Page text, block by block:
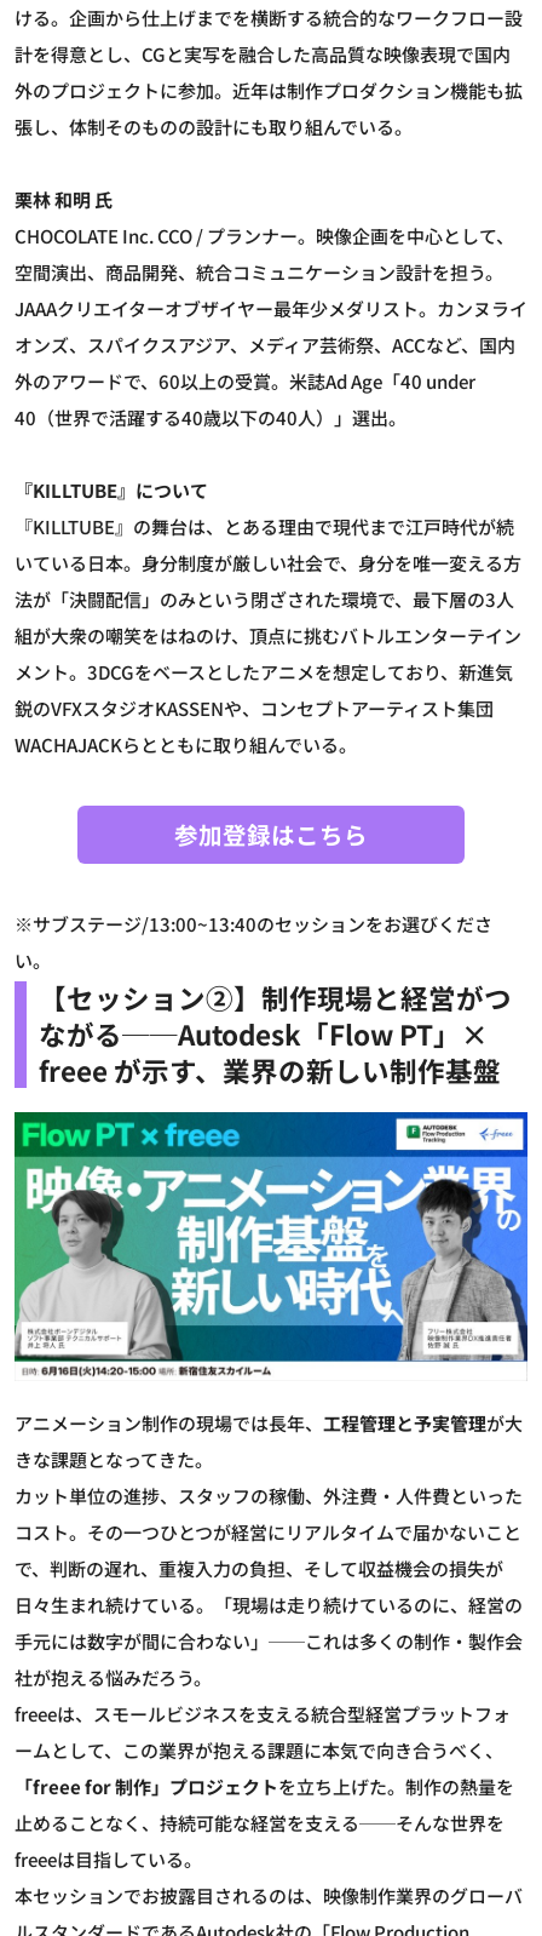
ける。企画から仕上げまでを横断する統合的なワークフロー設
計を得意とし、CGと実写を融合した高品質な映像表現で国内
外のプロジェクトに参加。近年は制作プロダクション機能も拡
張し、体制そのものの設計にも取り組んでいる。
栗林 和明 氏
CHOCOLATE Inc. CCO / プランナー。映像企画を中心として、
空間演出、商品開発、統合コミュニケーション設計を担う。
JAAAクリエイターオブザイヤー最年少メダリスト。カンヌライ
オンズ、スパイクスアジア、メディア芸術祭、ACCなど、国内
外のアワードで、60以上の受賞。米誌Ad Age「40 under
40（世界で活躍する40歳以下の40人）」選出。
『KILLTUBE』について
『KILLTUBE』の舞台は、とある理由で現代まで江戸時代が続
いている日本。身分制度が厳しい社会で、身分を唯一変える方
法が「決闘配信」のみという閉ざされた環境で、最下層の3人
組が大衆の嘲笑をはねのけ、頂点に挑むバトルエンターテイン
メント。3DCGをベースとしたアニメを想定しており、新進気
鋭のVFXスタジオKASSENや、コンセプトアーティスト集団
WACHAJACKらとともに取り組んでいる。
参加登録はこちら
※サブステージ/13:00~13:40のセッションをお選びくださ
い。
【セッション②】制作現場と経営がつ
ながる──Autodesk「Flow PT」×
freee が示す、業界の新しい制作基盤
アニメーション制作の現場では長年、 工程管理と予実管理が大
きな課題となってきた。
カット単位の進捗、スタッフの稼働、外注費・人件費といった
コスト。その一つひとつが経営にリアルタイムで届かないこと
で、判断の遅れ、重複入力の負担、そして収益機会の損失が
日々生まれ続けている。「現場は走り続けているのに、経営の
手元には数字が間に合わない」──これは多くの制作・製作会
社が抱える悩みだろう。
freeeは、スモールビジネスを支える統合型経営プラットフォ
ームとして、この業界が抱える課題に本気で向き合うべく、
「freee for 制作」プロジェクトを立ち上げた。制作の熱量を
止めることなく、持続可能な経営を支える──そんな世界を
freeeは目指している。
本セッションでお披露目されるのは、映像制作業界のグローバ